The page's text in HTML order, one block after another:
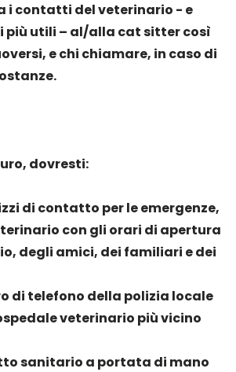
i contatti del veterinario - e
più utili – al/alla cat sitter così
e chi chiamare, in caso di
dovresti:
di contatto per le emergenze,
con gli orari di apertura
degli amici, dei familiari e dei
di telefono della polizia locale
veterinario più vicino
sanitario a portata di mano